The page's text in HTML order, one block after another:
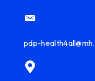
pdp-